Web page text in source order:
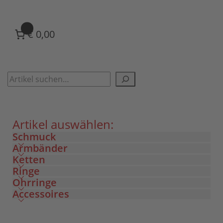
€ 0,00
Artikel auswählen:
Schmuck
Armbänder
Ketten
Ringe
Ohrringe
Accessoires